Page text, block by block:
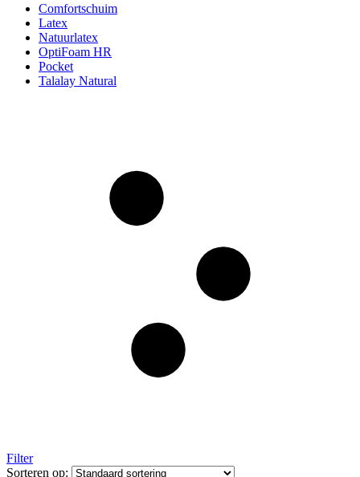
Comfortschuim
Latex
Natuurlatex
OptiFoam HR
Pocket
Talalay Natural
Filter
Sorteren op: